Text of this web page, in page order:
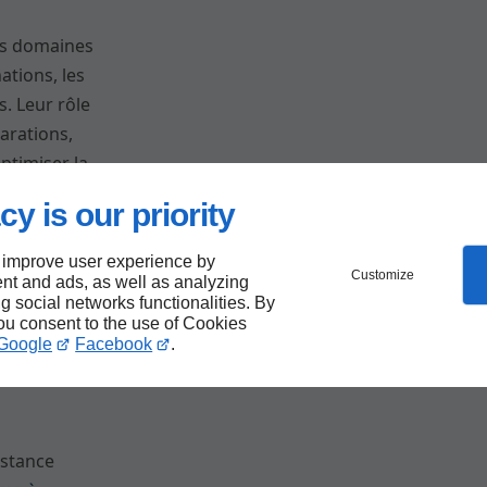
is our priority
user experience by
and ads, as well as analyzing
social networks functionalities. By
consent to the use of Cookies
Facebook .
Customize
domaines
les
Leur rôle
la
notre
vos